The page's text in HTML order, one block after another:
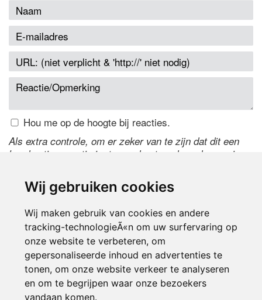
Wij gebruiken cookies
Wij maken gebruik van cookies en andere
tracking-technologieÃ«n om uw surfervaring op
onze website te verbeteren, om
gepersonaliseerde inhoud en advertenties te
tonen, om onze website verkeer te analyseren
en om te begrijpen waar onze bezoekers
vandaan komen.
Hou me op de hoogte bij reacties.
Als extra controle, om er zeker van te zijn dat dit een
handmatige reactie is, typ onderstaande code over in
de code te wijzigen.